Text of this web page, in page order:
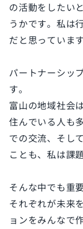
の活動をしたい
うかです。私は
だと思っています
パートナーシッ
す。
富山の地域社会
住んでいる人も
での交流、そし
ことも、私は課
そんな中でも重
それぞれが未来
ョンをみんなで